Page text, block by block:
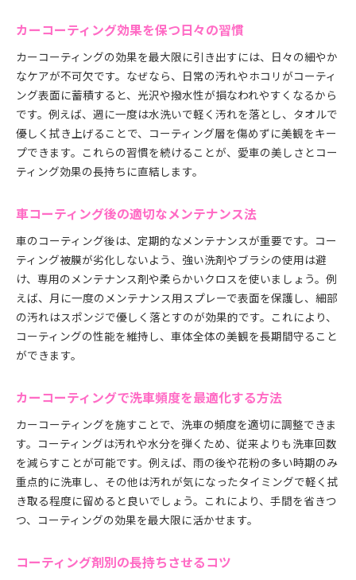
カーコーティング効果を保つ日々の習慣
カーコーティングの効果を最大限に引き出すには、日々の細やか
なケアが不可欠です。なぜなら、日常の汚れやホコリがコーティ
ング表面に蓄積すると、光沢や撥水性が損なわれやすくなるから
です。例えば、週に一度は水洗いで軽く汚れを落とし、タオルで
優しく拭き上げることで、コーティング層を傷めずに美観をキー
プできます。これらの習慣を続けることが、愛車の美しさとコー
ティング効果の長持ちに直結します。
車コーティング後の適切なメンテナンス法
車のコーティング後は、定期的なメンテナンスが重要です。コー
ティング被膜が劣化しないよう、強い洗剤やブラシの使用は避
け、専用のメンテナンス剤や柔らかいクロスを使いましょう。例
えば、月に一度のメンテナンス用スプレーで表面を保護し、細部
の汚れはスポンジで優しく落とすのが効果的です。これにより、
コーティングの性能を維持し、車体全体の美観を長期間守ること
ができます。
カーコーティングで洗車頻度を最適化する方法
カーコーティングを施すことで、洗車の頻度を適切に調整できま
す。コーティングは汚れや水分を弾くため、従来よりも洗車回数
を減らすことが可能です。例えば、雨の後や花粉の多い時期のみ
重点的に洗車し、その他は汚れが気になったタイミングで軽く拭
き取る程度に留めると良いでしょう。これにより、手間を省きつ
つ、コーティングの効果を最大限に活かせます。
コーティング剤別の長持ちさせるコツ